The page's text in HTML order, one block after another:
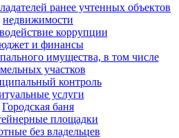
ранее учтенных объектов
недвижимости
коррупции
и финансы
имущества, в том числе
участков
контроль
услуги
Городская баня
площадки
без владельцев